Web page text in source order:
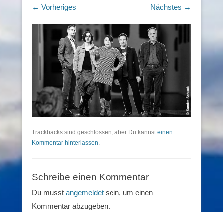
← Vorheriges Nächstes →
Trackbacks sind geschlossen, aber Du kannsteinen
Kommentar hinterlassen.
Schreibe einen Kommentar
Du musst angemeldet sein, um einen
Kommentar abzugeben.